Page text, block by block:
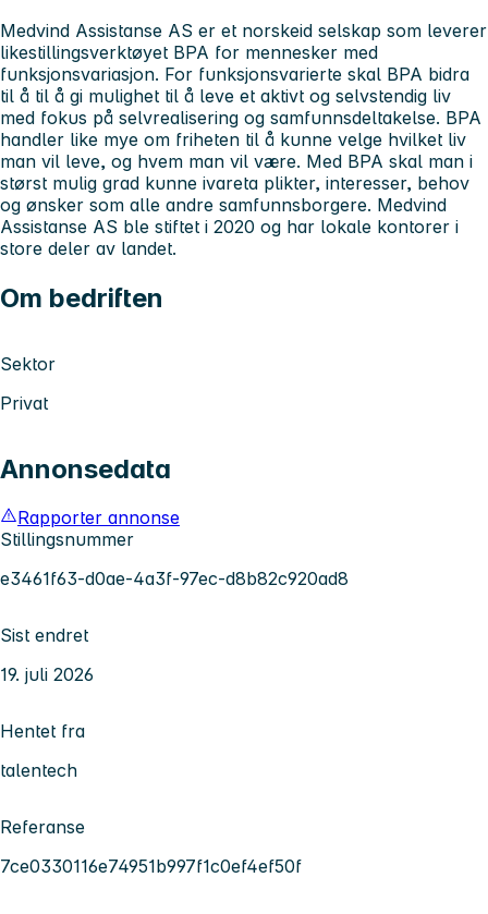
Medvind Assistanse AS er et norskeid selskap som leverer
likestillingsverktøyet BPA for mennesker med
funksjonsvariasjon. For funksjonsvarierte skal BPA bidra
til å til å gi mulighet til å leve et aktivt og selvstendig liv
med fokus på selvrealisering og samfunnsdeltakelse. BPA
handler like mye om friheten til å kunne velge hvilket liv
man vil leve, og hvem man vil være. Med BPA skal man i
størst mulig grad kunne ivareta plikter, interesser, behov
og ønsker som alle andre samfunnsborgere. Medvind
Assistanse AS ble stiftet i 2020 og har lokale kontorer i
store deler av landet.
Om bedriften
Sektor
Privat
Annonsedata
Rapporter annonse
Stillingsnummer
e3461f63-d0ae-4a3f-97ec-d8b82c920ad8
Sist endret
19. juli 2026
Hentet fra
talentech
Referanse
7ce0330116e74951b997f1c0ef4ef50f